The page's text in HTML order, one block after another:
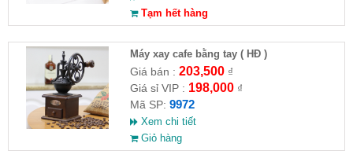
Tạm hết hàng
Máy xay cafe bằng tay ( HĐ )
Giá bán : 203,500₫
Giá sỉ VIP : 198,000₫
Mã SP: 9972
Xem chi tiết
Giỏ hàng